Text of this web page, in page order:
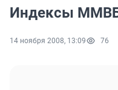
Индексы
14 ноября 2008, 13:09 76